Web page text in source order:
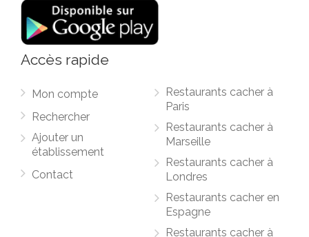
Accès rapide
Mon compte
Rechercher
Ajouter un
établissement
Contact
Restaurants cacher à
Paris
Restaurants cacher à
Marseille
Restaurants cacher à
Londres
Restaurants cacher en
Espagne
Restaurants cacher à